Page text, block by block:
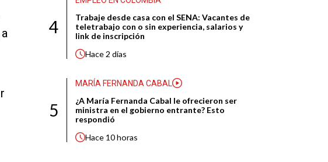
4
Trabaje desde casa con el SENA: Vacantes de
teletrabajo con o sin experiencia, salarios y
link de inscripción
Hace2 días
5
MARÍA FERNANDA CABAL
¿A María Fernanda Cabal le ofrecieron ser
ministra en el gobierno entrante? Esto
respondió
Hace 10 horas